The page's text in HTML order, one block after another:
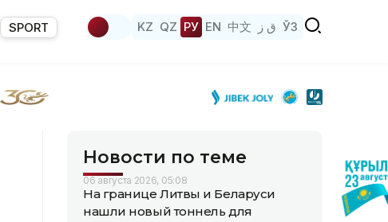
SPORT KZ QZ РУ EN 中文 ق ز ЎЗ
Новости по теме
06 августа 2026, 05:08
На границе Литвы и Беларуси
нашли новый тоннель для